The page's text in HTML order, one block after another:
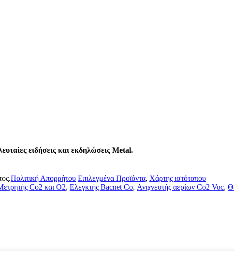
ειδήσεις και εκδηλώσεις Metal.
Πολιτική Απορρήτου Επιλεγμένα Προϊόντα, Χάρτης ιστότοπου
Co2 και O2, Ελεγκτής Bacnet Co, Ανιχνευτής αερίων Co2 Voc,